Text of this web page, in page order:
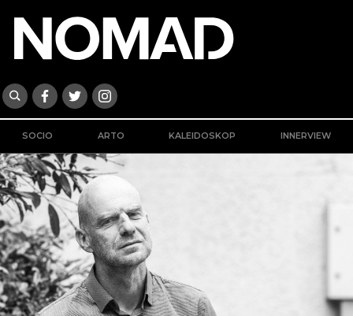
SOCIO ARTO KALEIDOSKOP INNERVIEW